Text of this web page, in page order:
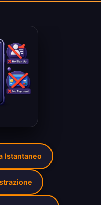
Istantaneo